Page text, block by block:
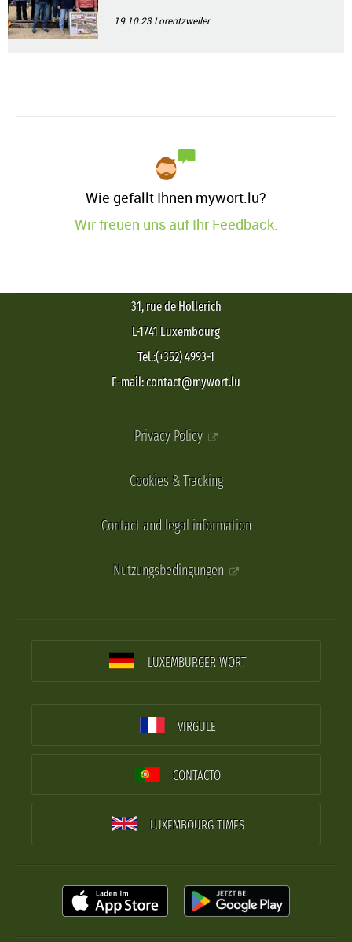
19.10.23Lorentzweiler
Wie gefällt Ihnen mywort.lu?
Wir freuen uns auf Ihr Feedback.
31, rue de Hollerich
L-1741 Luxembourg
Tel.:(+352) 4993-1
E-mail: contact@mywort.lu
Privacy Policy
Cookies & Tracking
Contact and legal information
Nutzungsbedingungen
LUXEMBURGER WORT
VIRGULE
CONTACTO
LUXEMBOURG TIMES